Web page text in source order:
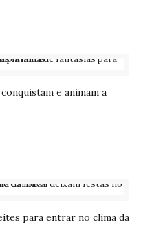
e animam a
para entrar no clima da